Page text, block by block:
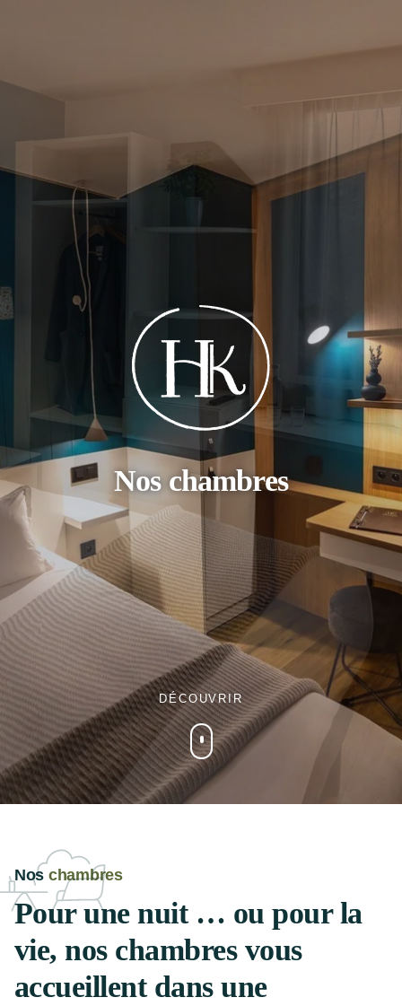
Nos chambres
DÉCOUVRIR
Nos chambres
Pour une nuit … ou pour la
vie, nos chambres vous
accueillent dans une